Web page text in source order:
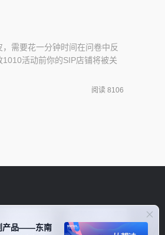
产品——东南
需要花一分钟时间在问卷中反
活动前你的SIP店铺将被关
和商品。一：关于藏价，为什么
阅读 8106